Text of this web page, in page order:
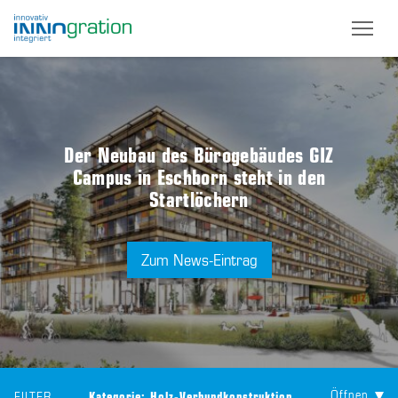
Der Neubau des Bürogebäudes GIZ
Campus in Eschborn steht in den
Startlöchern
Zum News-Eintrag